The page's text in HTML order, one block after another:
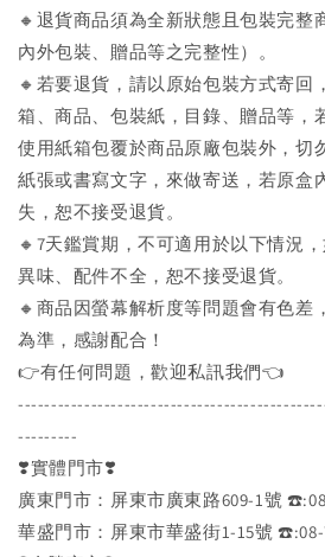
🔸退貨商品須為全新狀態且包裝完整
內外包裝、贈品等之完整性）。
🔸若要退貨，請以原始包裝方式寄回
箱、商品、包裝紙，目錄、贈品等，
使用紙箱包覆於商品原廠包裝外，切
紙張或書寫文字，來做寄送，若原盒
失，恕不接受退貨。
🔸7天鑑賞期，不可適用於以下情況
異味、配件不全，恕不接受退貨。
🔸商品因螢幕解析度等問題會有色差
為準，感謝配合！
👉️有任何問題，歡迎私訊我們👈️
---------
❣️實體門市❣️
廣東門市：屏東市廣東路609-1號
華盛門市：屏東市華盛街1-15號 ☎️:08-